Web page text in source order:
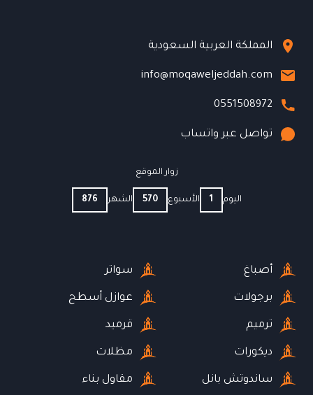
المملكة العربية السعودية
info@moqaweljeddah.com
0551508972
تواصل عبر واتساب
زوار الموقع
اليوم 1 الأسبوع 570 الشهر 876
أصباغ
برجولات
ترميم
ديكورات
ساندوتش بانل
سواتر
عوازل أسطح
قرميد
مظلات
مقاول بناء